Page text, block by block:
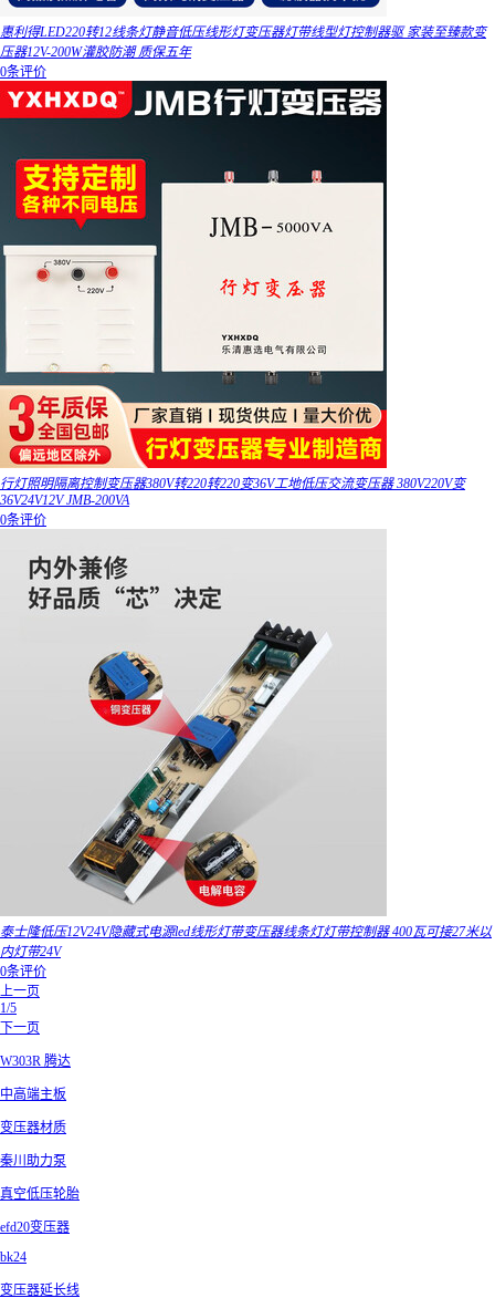
惠利得LED220转12线条灯静音低压线形灯变压器灯带线型灯控制器驱 家装至臻款变
压器12V-200W灌胶防潮 质保五年
0条评价
行灯照明隔离控制变压器380V转220转220变36V工地低压交流变压器 380V220V变
36V24V12V JMB-200VA
0条评价
泰士隆低压12V24V隐藏式电源led线形灯带变压器线条灯灯带控制器 400瓦可接27米以
内灯带24V
0条评价
上一页
1/5
下一页
W303R 腾达
中高端主板
变压器材质
秦川助力泵
真空低压轮胎
efd20变压器
bk24
变压器延长线